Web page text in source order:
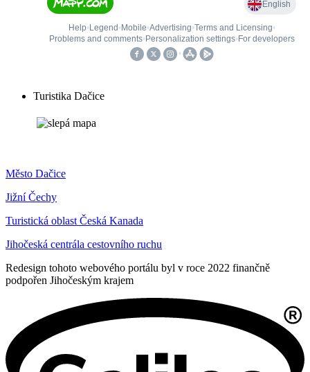
Turistika Dačice
Město Dačice
Jižní Čechy
Turistická oblast Česká Kanada
Jihočeská centrála cestovního ruchu
Redesign tohoto webového portálu byl v roce 2022 finančně
podpořen Jihočeským krajem